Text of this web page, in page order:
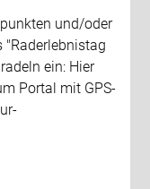
und/oder
"Raderlebnistag
ein: Hier
Portal mit GPS-